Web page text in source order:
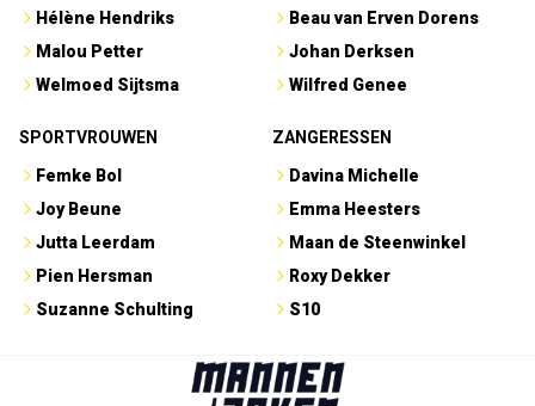
Hélène Hendriks
Malou Petter
Welmoed Sijtsma
Beau van Erven Dorens
Johan Derksen
Wilfred Genee
SPORTVROUWEN
Femke Bol
Joy Beune
Jutta Leerdam
Pien Hersman
Suzanne Schulting
ZANGERESSEN
Davina Michelle
Emma Heesters
Maan de Steenwinkel
Roxy Dekker
S10